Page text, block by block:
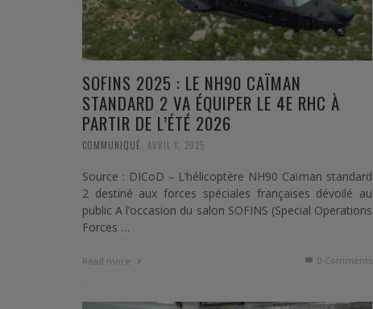
SOFINS 2025 : LE NH90 CAÏMAN
STANDARD 2 VA ÉQUIPER LE 4E RHC À
PARTIR DE L’ÉTÉ 2026
COMMUNIQUÉ AVRIL 1, 2025
Source : DICoD – L’hélicoptère NH90 Caïman standard
2 destiné aux forces spéciales françaises dévoilé au
public A l’occasion du salon SOFINS (Special Operations
Forces …
Read more 0 Comments